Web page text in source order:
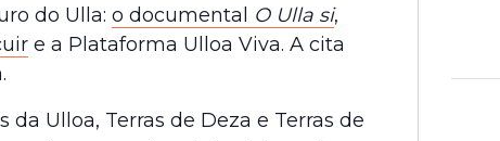
do Ulla: o documental O Ulla si,
e a Plataforma Ulloa Viva. A cita
Ulloa, Terras de Deza e Terras de